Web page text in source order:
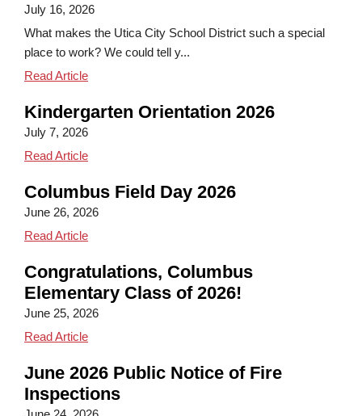
July 16, 2026
What makes the Utica City School District such a special
place to work? We could tell y...
Read ArticleExplore UCSD Career Opportunities at the WKTV
Kindergarten Orientation 2026
July 7, 2026
Read ArticleKindergarten Orientation 2026
Columbus Field Day 2026
June 26, 2026
Read ArticleColumbus Field Day 2026
Congratulations, Columbus
Elementary Class of 2026!
June 25, 2026
Read ArticleCongratulations, Columbus Elementary Class of
June 2026 Public Notice of Fire
Inspections